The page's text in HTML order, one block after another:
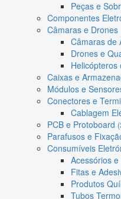
Peças e
Componentes
Câmaras e Drones
Câmaras de
Drones e
Helicópteros
Caixas e
Módulos e
Conectores e
Cablagem
PCB e Protoboard
Parafusos e
Consumíveis
Acessórios
Fitas e
Produtos
Tubos